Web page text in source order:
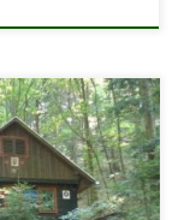
Lojzekov izvor i
Subota/Nedjelja